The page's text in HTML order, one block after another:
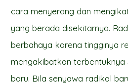
cara menyerang dan
yang berada disekitarnya.
berbahaya karena tingginya
mengakibatkan terbentuknya
baru. Bila senyawa radikal